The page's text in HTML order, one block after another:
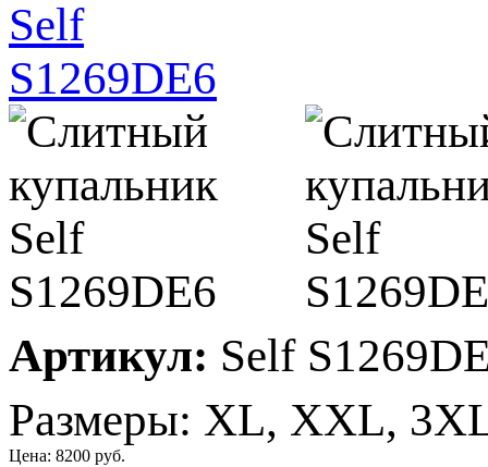
Артикул: Self
Размеры: XL, XXL,
Цена: 8200 руб.